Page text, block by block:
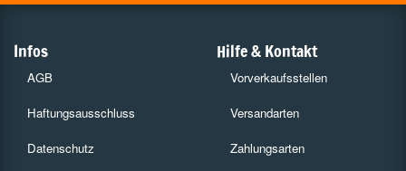
Infos
AGB
Haftungsausschluss
Datenschutz
Hilfe & Kontakt
Vorverkaufsstellen
Versandarten
Zahlungsarten